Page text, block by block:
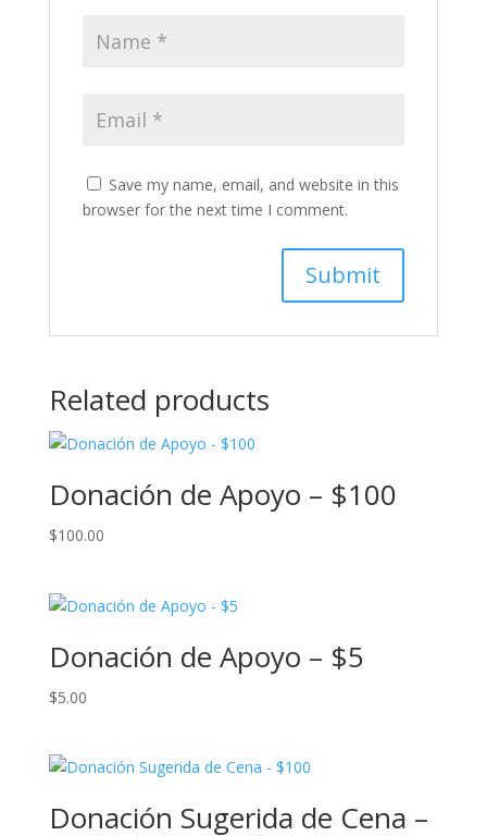
Save my name, email, and website in this
browser for the next time I comment.
Related products
Donación de Apoyo – $100
$100.00
Donación de Apoyo – $5
$5.00
Donación Sugerida de Cena –